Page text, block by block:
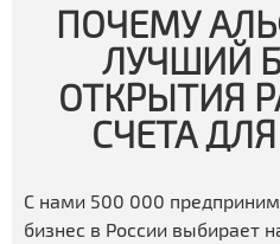
ПОЧЕМУ
ЛУЧШИЙ
ОТКРЫТИЯ
СЧЕТА
С нами 500 000
бизнес в России выбирает